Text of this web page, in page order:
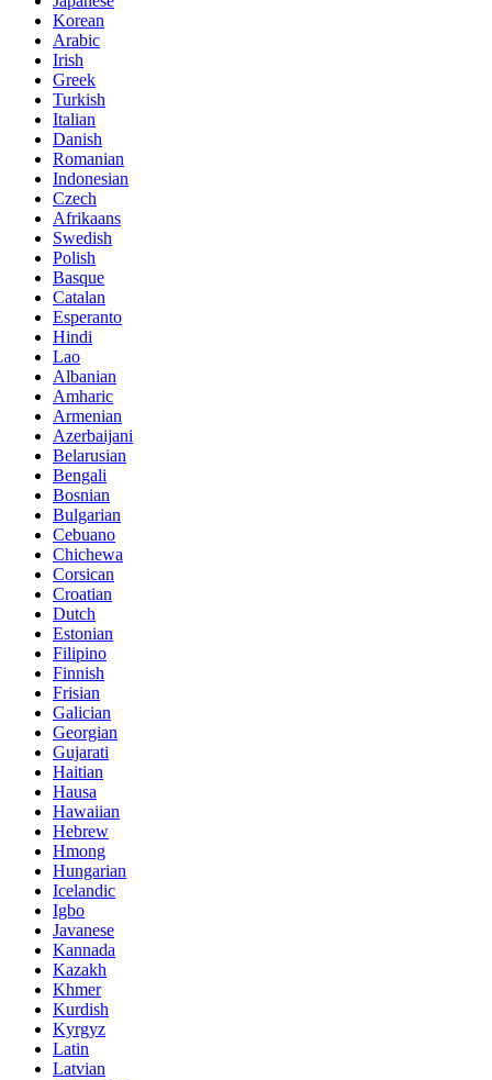
Korean
Arabic
Irish
Greek
Turkish
Italian
Danish
Romanian
Indonesian
Czech
Afrikaans
Swedish
Polish
Basque
Catalan
Esperanto
Hindi
Lao
Albanian
Amharic
Armenian
Azerbaijani
Belarusian
Bengali
Bosnian
Bulgarian
Cebuano
Chichewa
Corsican
Croatian
Dutch
Estonian
Filipino
Finnish
Frisian
Galician
Georgian
Gujarati
Haitian
Hausa
Hawaiian
Hebrew
Hmong
Hungarian
Icelandic
Igbo
Javanese
Kannada
Kazakh
Khmer
Kurdish
Kyrgyz
Latin
Latvian